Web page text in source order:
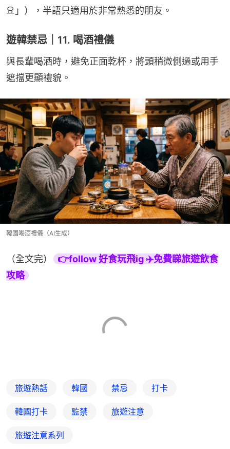
요」），半語只適用於非常熟悉的朋友。
遊韓禁忌｜11. 喝酒禮儀
與長輩喝酒時，避免正面乾杯，將頭稍微側過或用手
遮擋更顯禮貌。
韓國喝酒禮儀（AI生成）
（全文完）
👉follow 好食玩飛ig ✈️免費睇旅遊飲食
攻略
旅遊熱話 韓國 禁忌 打卡
韓國打卡 監禁 旅遊注意
旅遊注意系列